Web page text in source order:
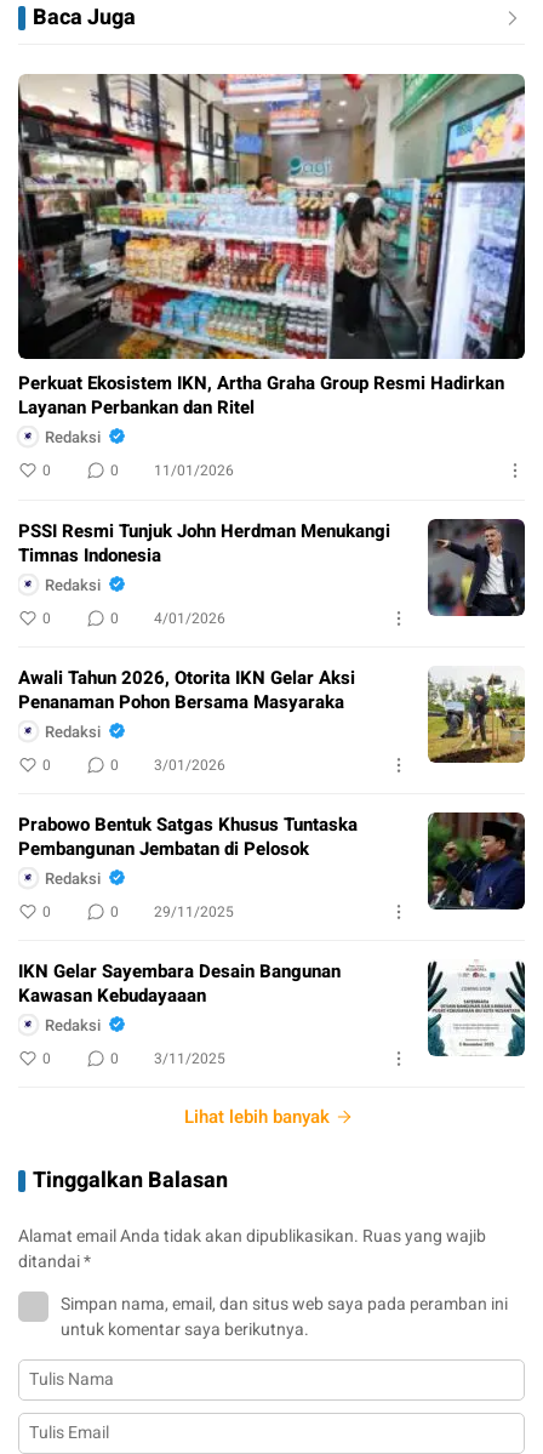
Baca Juga
Perkuat Ekosistem IKN, Artha Graha Group Resmi Hadirkan
Layanan Perbankan dan Ritel
Redaksi
0 0 11/01/2026
PSSI Resmi Tunjuk John Herdman Menukangi
Timnas Indonesia
Redaksi
0 0 4/01/2026
Awali Tahun 2026, Otorita IKN Gelar Aksi
Penanaman Pohon Bersama Masyaraka
Redaksi
0 0 3/01/2026
Prabowo Bentuk Satgas Khusus Tuntaska
Pembangunan Jembatan di Pelosok
Redaksi
0 0 29/11/2025
IKN Gelar Sayembara Desain Bangunan
Kawasan Kebudayaaan
Redaksi
0 0 3/11/2025
Lihat lebih banyak
Tinggalkan Balasan
Alamat email Anda tidak akan dipublikasikan. Ruas yang wajib
ditandai*
Simpan nama, email, dan situs web saya pada peramban ini
untuk komentar saya berikutnya.